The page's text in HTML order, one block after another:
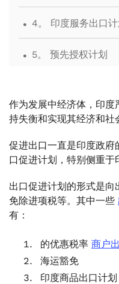
. 4。 印度服务出口计
. 5。 预先授权计划
作为发展中经济体，印度
持失衡和实现其经济和社
促进出口一直是印度政府
口促进计划，特别侧重于
出口促进计划的形式是向
免除进项税等。其中一些
有：
的优惠税率 商户
海运豁免
印度商品出口计划